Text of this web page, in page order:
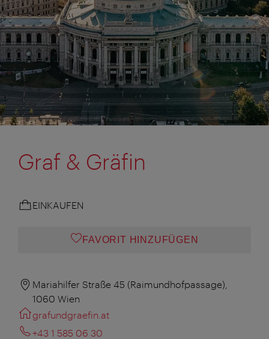
Graf & Gräfin
EINKAUFEN
FAVORIT HINZUFÜGEN
Mariahilfer Straße 45 (Raimundhofpassage),
1060 Wien
grafundgraefin.at
+43 1 585 06 30